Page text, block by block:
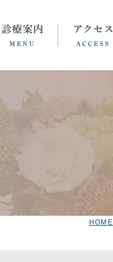
診療案内
MENU
育児・不妊ノイローゼ
アクセス
ACCESS
HOME